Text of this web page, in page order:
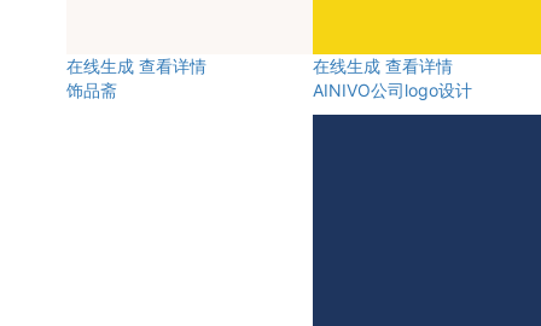
在线生成 查看详情
饰品斋
在线生成 查看详情
AINIVO公司logo设计